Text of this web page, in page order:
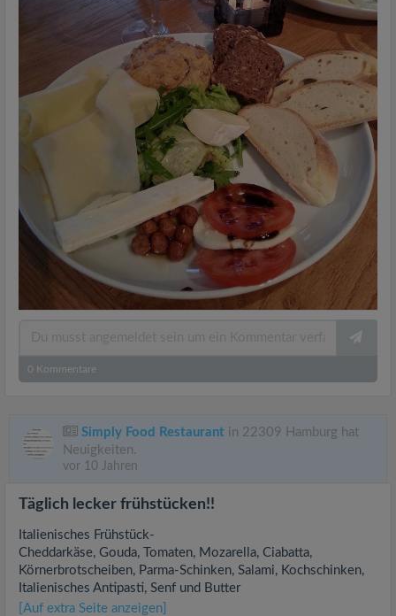
0 Kommentare
Simply Food Restaurant in 22309 Hamburg hat
Neuigkeiten.
vor 10 Jahren
Täglich lecker frühstücken!!
Italienisches Frühstück-
Cheddarkäse, Gouda, Tomaten, Mozarella, Ciabatta,
Körnerbrotscheiben, Parma-Schinken, Salami, Kochschinken,
Italienisches Antipasti, Senf und Butter
[Auf extra Seite anzeigen]